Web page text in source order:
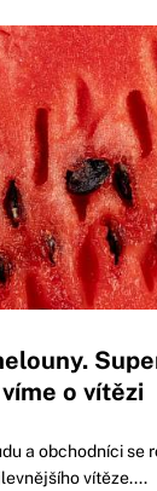
o vítězi
a obchodníci se
vítěze....